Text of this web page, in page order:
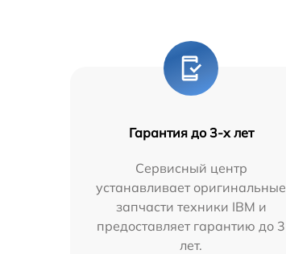
Гарантия до 3-х лет
Сервисный центр
устанавливает оригинальные
запчасти техники IBM и
предоставляет гарантию до 3
лет.